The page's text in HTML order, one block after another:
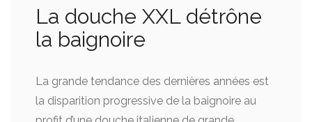
La douche XXL détrône
la baignoire
La grande tendance des dernières années est
la disparition progressive de la baignoire au